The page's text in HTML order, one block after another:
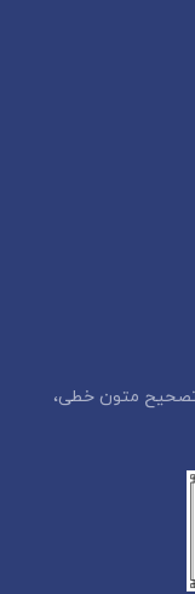
تصحیح متون خطی،